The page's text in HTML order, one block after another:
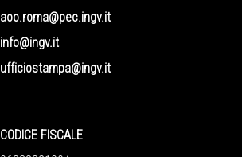
aoo.roma@pec.ingv.it
info@ingv.it
ufficiostampa@ingv.it
CODICE FISCALE